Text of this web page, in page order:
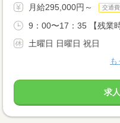
月給295,000円～ 交通
9：00〜17：35 【残業
土曜日 日曜日 祝日
も
求